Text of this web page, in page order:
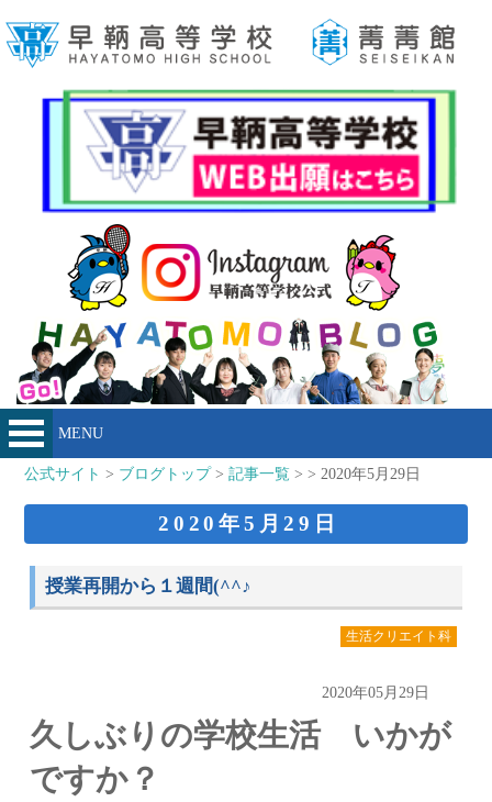
MENU
公式サイト > ブログトップ>記事一覧 > > 2020年5月29日
2020年5月29日
授業再開から１週間(^^♪
生活クリエイト科
2020年05月29日
久しぶりの学校生活 いかが
ですか？